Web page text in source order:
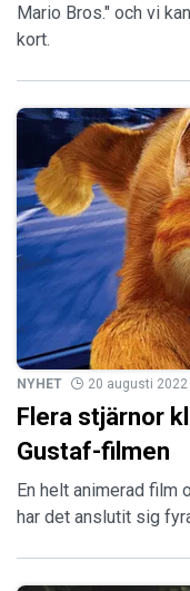
Mario Bros." och vi
kort.
NYHET 20 augusti 2022
Flera stjärnor
Gustaf-filmen
En helt animerad film
har det anslutit sig